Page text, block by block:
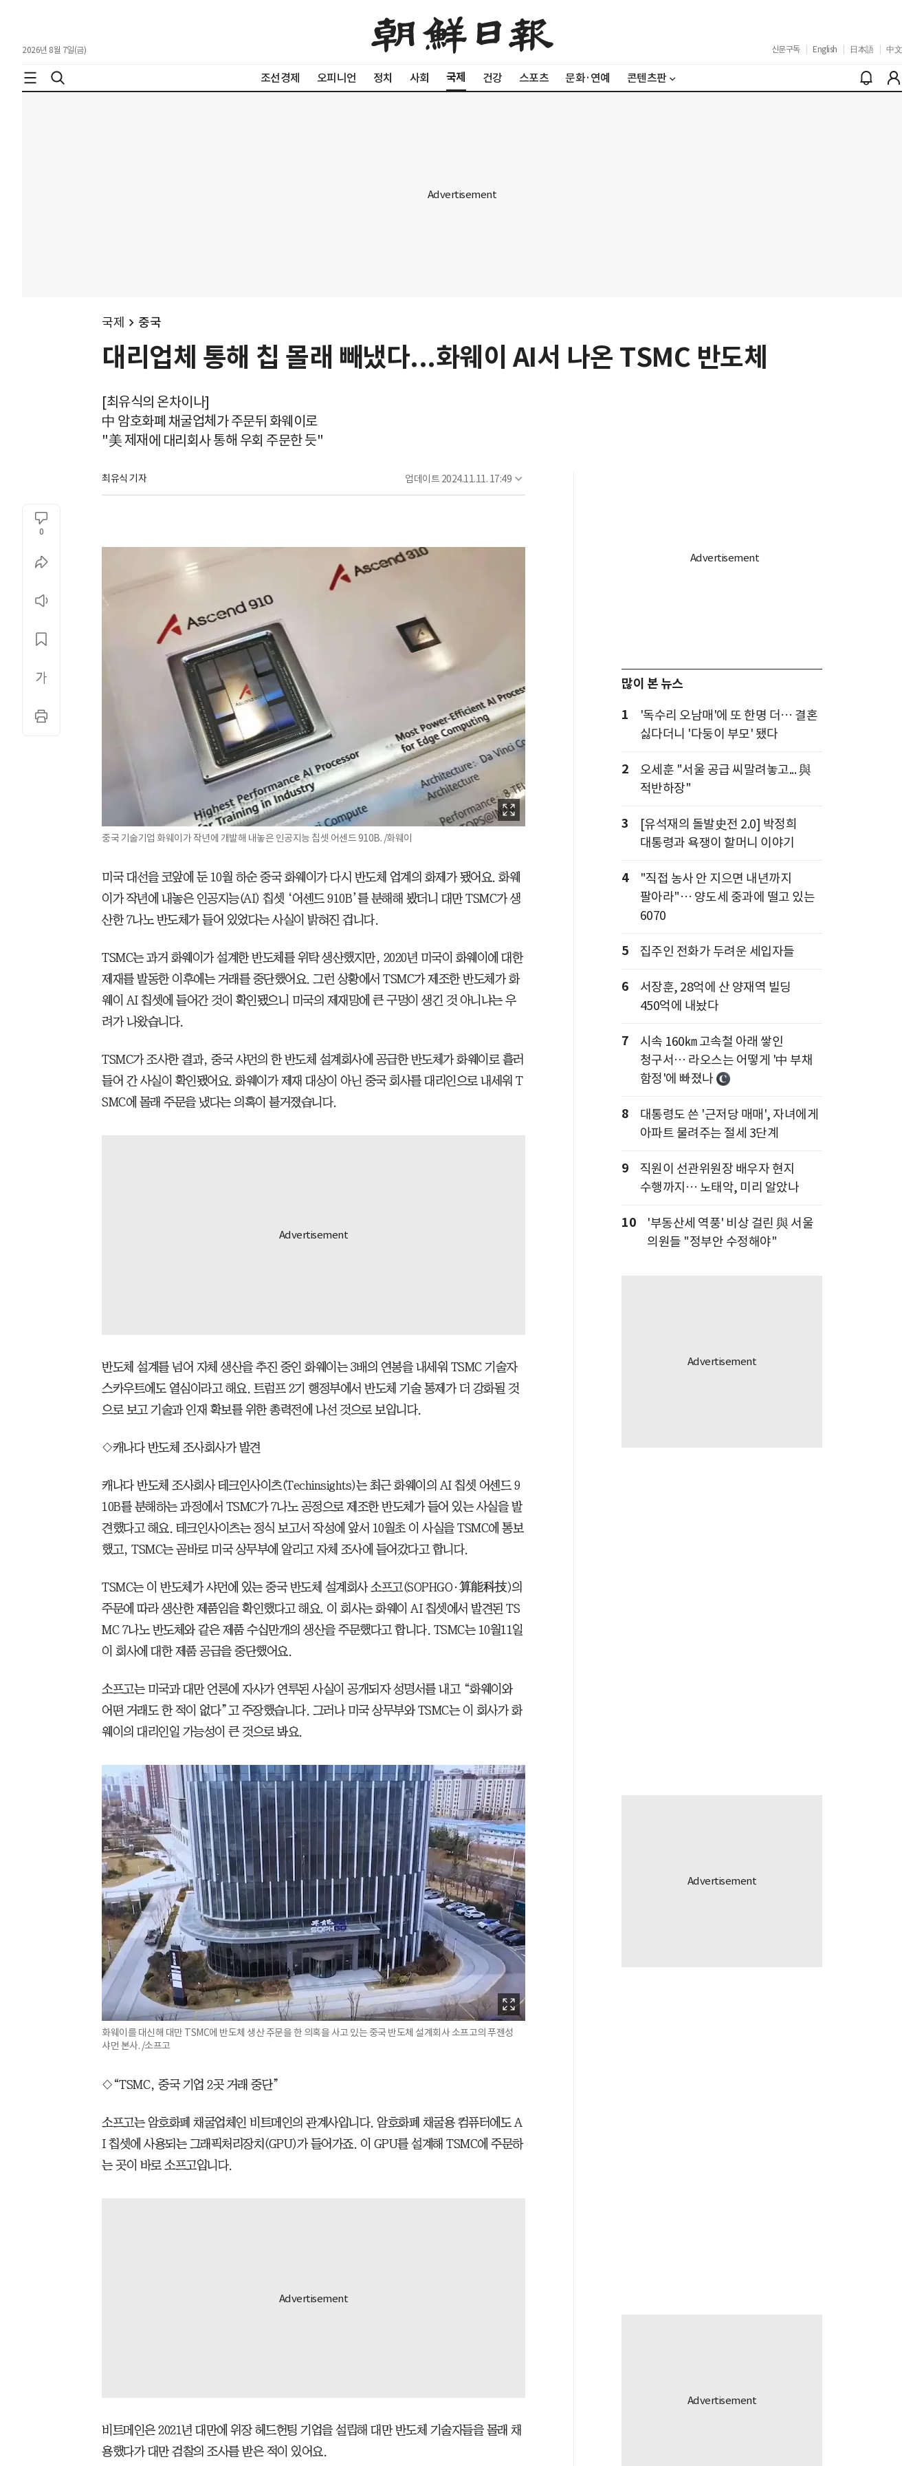
2026년 8월 7일(금) 신문구독 English 日本語 中文
조선경제 오피니언 정치 사회 국제 건강 스포츠 문화·연예 콘텐츠판
국제 중국
대리업체 통해 칩 몰래 빼냈다...화웨이 AI서 나온 TSMC 반도체
[최유식의 온차이나]
中 암호화폐 채굴업체가 주문뒤 화웨이로
"美 제재에 대리회사 통해 우회 주문한 듯"
최유식 기자 업데이트 2024.11.11. 17:49
0
중국 기술기업 화웨이가 작년에 개발해 내놓은 인공지능 칩셋 어센드 910B. /화웨이
미국 대선을 코앞에 둔 10월 하순 중국 화웨이가 다시 반도체 업계의 화제가 됐어요. 화웨
이가 작년에 내놓은 인공지능(AI) 칩셋 ‘어센드 910B’를 분해해 봤더니 대만 TSMC가 생
산한 7나노 반도체가 들어 있었다는 사실이 밝혀진 겁니다.
TSMC는 과거 화웨이가 설계한 반도체를 위탁 생산했지만, 2020년 미국이 화웨이에 대한
제재를 발동한 이후에는 거래를 중단했어요. 그런 상황에서 TSMC가 제조한 반도체가 화
웨이 AI 칩셋에 들어간 것이 확인됐으니 미국의 제재망에 큰 구멍이 생긴 것 아니냐는 우
려가 나왔습니다.
TSMC가 조사한 결과, 중국 샤먼의 한 반도체 설계회사에 공급한 반도체가 화웨이로 흘러
들어 간 사실이 확인됐어요. 화웨이가 제재 대상이 아닌 중국 회사를 대리인으로 내세워 T
SMC에 몰래 주문을 냈다는 의혹이 불거졌습니다.
반도체 설계를 넘어 자체 생산을 추진 중인 화웨이는 3배의 연봉을 내세워 TSMC 기술자
스카우트에도 열심이라고 해요. 트럼프 2기 행정부에서 반도체 기술 통제가 더 강화될 것
으로 보고 기술과 인재 확보를 위한 총력전에 나선 것으로 보입니다.
◇캐나다 반도체 조사회사가 발견
캐나다 반도체 조사회사 테크인사이츠(Techinsights)는 최근 화웨이의 AI 칩셋 어센드 9
10B를 분해하는 과정에서 TSMC가 7나노 공정으로 제조한 반도체가 들어 있는 사실을 발
견했다고 해요. 테크인사이츠는 정식 보고서 작성에 앞서 10월초 이 사실을 TSMC에 통보
했고, TSMC는 곧바로 미국 상무부에 알리고 자체 조사에 들어갔다고 합니다.
TSMC는 이 반도체가 샤먼에 있는 중국 반도체 설계회사 소프고(SOPHGO·算能科技)의
주문에 따라 생산한 제품임을 확인했다고 해요. 이 회사는 화웨이 AI 칩셋에서 발견된 TS
MC 7나노 반도체와 같은 제품 수십만개의 생산을 주문했다고 합니다. TSMC는 10월11일
이 회사에 대한 제품 공급을 중단했어요.
소프고는 미국과 대만 언론에 자사가 연루된 사실이 공개되자 성명서를 내고 “화웨이와
어떤 거래도 한 적이 없다”고 주장했습니다. 그러나 미국 상무부와 TSMC는 이 회사가 화
웨이의 대리인일 가능성이 큰 것으로 봐요.
화웨이를 대신해 대만 TSMC에 반도체 생산 주문을 한 의혹을 사고 있는 중국 반도체 설계회사 소프고의 푸젠성
샤먼 본사. /소프고
◇“TSMC, 중국 기업 2곳 거래 중단”
소프고는 암호화폐 채굴업체인 비트메인의 관계사입니다. 암호화폐 채굴용 컴퓨터에도 A
I 칩셋에 사용되는 그래픽처리장치(GPU)가 들어가죠. 이 GPU를 설계해 TSMC에 주문하
는 곳이 바로 소프고입니다.
비트메인은 2021년 대만에 위장 헤드헌팅 기업을 설립해 대만 반도체 기술자들을 몰래 채
용했다가 대만 검찰의 조사를 받은 적이 있어요.
많이 본 뉴스
1
'독수리 오남매'에 또 한명 더… 결혼
싫다더니 '다둥이 부모' 됐다
2
오세훈 "서울 공급 씨말려놓고... 與
적반하장"
3
[유석재의 돌발史전 2.0] 박정희
대통령과 욕쟁이 할머니 이야기
4
"직접 농사 안 지으면 내년까지
팔아라"… 양도세 중과에 떨고 있는
6070
5 집주인 전화가 두려운 세입자들
6
서장훈, 28억에 산 양재역 빌딩
450억에 내놨다
7
시속 160㎞ 고속철 아래 쌓인
청구서… 라오스는 어떻게 '中 부채
함정'에 빠졌나
8
대통령도 쓴 '근저당 매매', 자녀에게
아파트 물려주는 절세 3단계
9
직원이 선관위원장 배우자 현지
수행까지… 노태악, 미리 알았나
10
'부동산세 역풍' 비상 걸린 與 서울
의원들 "정부안 수정해야"